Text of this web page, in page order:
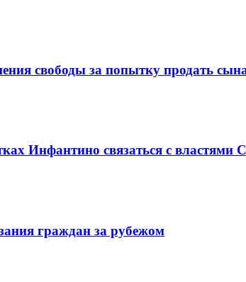
свободы за попытку продать
Инфантино связаться с
граждан за рубежом